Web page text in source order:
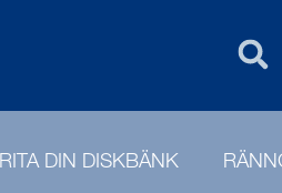
RITA DIN DISKBÄNK